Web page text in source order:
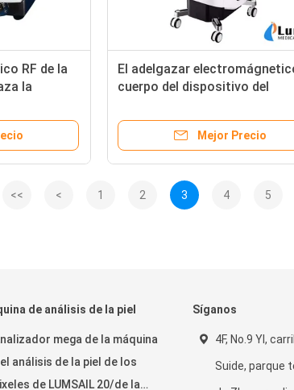
RF de la
la
El adelgazar
cuerpo del dispositivo del
Teslasculpt HIEMT
Mejor Precio
<< < 1 2 3 4 5
de análisis de la piel
mega de la máquina
análisis de la piel de los
de LUMSAIL 20/de la
Síganos
4F, No.9 YI,
Suide, parque